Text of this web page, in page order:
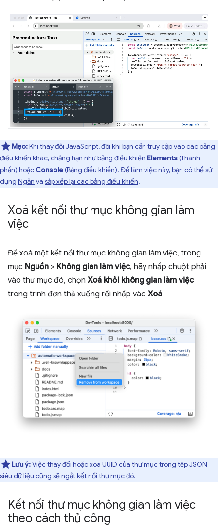
Mẹo:Khi thay đổi JavaScript, đôi khi bạn cần truy cập vào các bảng
điều khiển khác, chẳng hạn như bảng điều khiển Elements(Thành
phần) hoặc Console(Bảng điều khiển). Để làm việc này, bạn có thể sử
dụng Ngăn và sắp xếp lại các bảng điều khiển.
Xoá kết nối thư mục không gian làm
việc
Để xoá một kết nối thư mục không gian làm việc, trong
mục Nguồn > Không gian làm việc, hãy nhấp chuột phải
vào thư mục đó, chọn Xoá khỏi không gian làm việc
trong trình đơn thả xuống rồi nhấp vào Xoá.
Lưu ý:Việc thay đổi hoặc xoá UUID của thư mục trong tệp JSON
siêu dữ liệu cũng sẽ ngắt kết nối thư mục đó.
Kết nối thư mục không gian làm việc
theo cách thủ công